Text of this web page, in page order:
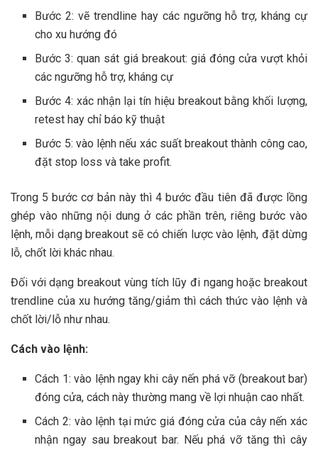
Bước 2: vẽ trendline hay các ngưỡng hỗ trợ, kháng cự
cho xu hướng đó
Bước 3: quan sát giá breakout: giá đóng cửa vượt khỏi
các ngưỡng hỗ trợ, kháng cự
Bước 4: xác nhận lại tín hiệu breakout bằng khối lượng,
retest hay chỉ báo kỹ thuật
Bước 5: vào lệnh nếu xác suất breakout thành công cao,
đặt stop loss và take profit.
Trong 5 bước cơ bản này thì 4 bước đầu tiên đã được lồng
ghép vào những nội dung ở các phần trên, riêng bước vào
lệnh, mỗi dạng breakout sẽ có chiến lược vào lệnh, đặt dừng
lỗ, chốt lời khác nhau.
Đối với dạng breakout vùng tích lũy đi ngang hoặc breakout
trendline của xu hướng tăng/giảm thì cách thức vào lệnh và
chốt lời/lỗ như nhau.
Cách vào lệnh:
Cách 1: vào lệnh ngay khi cây nến phá vỡ (breakout bar)
đóng cửa, cách này thường mang về lợi nhuận cao nhất.
Cách 2: vào lệnh tại mức giá đóng cửa của cây nến xác
nhận ngay sau breakout bar. Nếu phá vỡ tăng thì cây